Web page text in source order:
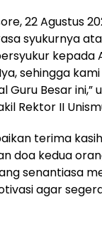
22 Agustus
syukurnya
kepada
sehingga
Guru Besar ini,”
Rektor II
terima
doa kedua
senantiasa
agar